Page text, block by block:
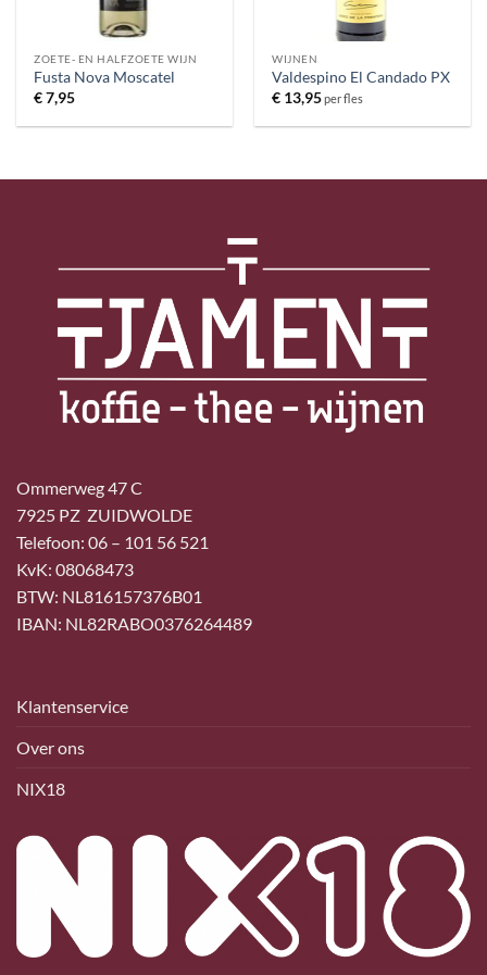
ZOETE- EN HALFZOETE WIJN
Fusta Nova Moscatel
€7,95
WIJNEN
Valdespino El Candado PX
€ 13,95per fles
Ommerweg 47 C
7925 PZ ZUIDWOLDE
Telefoon: 06 – 101 56 521
KvK: 08068473
BTW: NL816157376B01
IBAN: NL82RABO0376264489
Klantenservice
Over ons
NIX18